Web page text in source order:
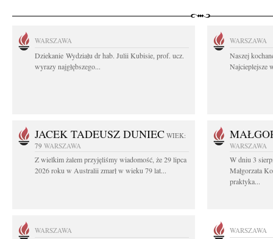
WARSZAWA
Dziekanie Wydziału dr hab. Julii Kubisie, prof. ucz.
wyrazy najgłębszego...
WARSZAWA
Naszej
Najcieplejsze
JACEK TADEUSZ DUNIEC WIEK:
79 WARSZAWA
Z wielkim żalem przyjęliśmy wiadomość, że 29 lipca
2026 roku w Australii zmarł w wieku 79 lat...
WARSZAWA
W dniu 3
Małgorzata
praktyka...
WARSZAWA WARSZAWA